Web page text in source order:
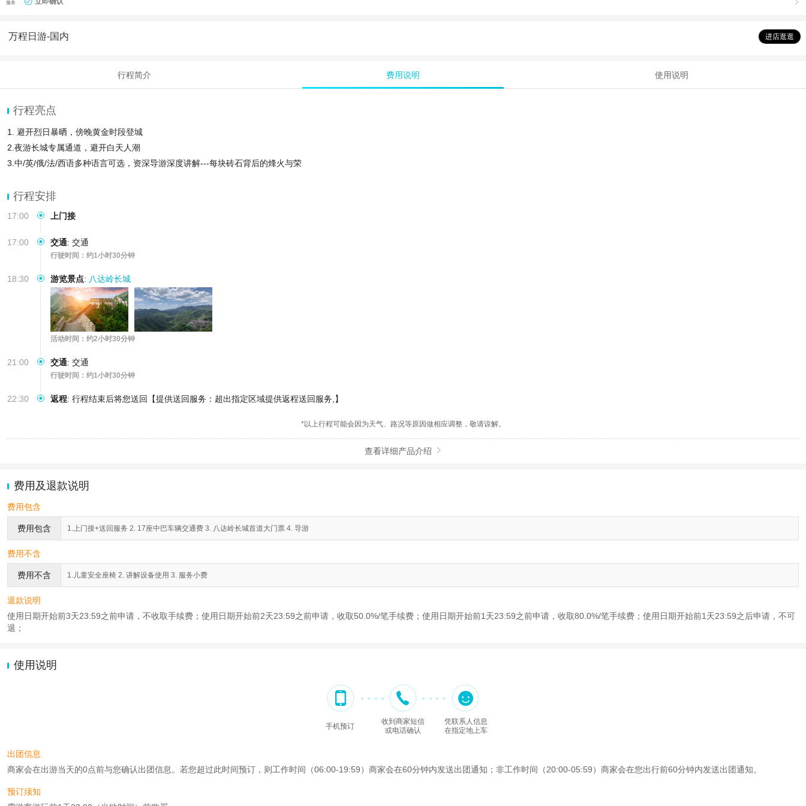
服务 
万程日游-国内 进店逛逛
行程简介 费用说明 使用说明
行程亮点
1. 避开烈日暴晒，傍晚黄金时段登城
2.夜游长城专属通道，避开白天人潮
3.中/英/俄/法/西语多种语言可选，资深导游深度讲解---每块砖石背后的烽火与荣
行程安排
17:00 上门接
17:00 交通: 交通
行驶时间：约1小时30分钟
18:30 游览景点: 八达岭长城
活动时间：约2小时30分钟
21:00 交通: 交通
行驶时间：约1小时30分钟
22:30 返程: 行程结束后将您送回【提供送回服务：超出指定区域提供返程送回服务,】
*以上行程可能会因为天气、路况等原因做相应调整，敬请谅解。
查看详细产品介绍 
费用及退款说明
费用包含
费用包含 1.上门接+送回服务 2. 17座中巴车辆交通费 3. 八达岭长城首道大门票 4. 导游
费用不含
费用不含 1.儿童安全座椅 2. 讲解设备使用 3. 服务小费
退款说明
使用日期开始前3天23:59之前申请，不收取手续费；使用日期开始前2天23:59之前申请，收取50.0%/笔手续费；使用日期开始前1天23:59之前申请，收取80.0%/笔手续费；使用日期开始前1天23:59之后申请，不可
退；
使用说明
手机预订
收到商家短信
或电话确认
凭联系人信息
在指定地上车
出团信息
商家会在出游当天的0点前与您确认出团信息。若您超过此时间预订，则工作时间（06:00-19:59）商家会在60分钟内发送出团通知；非工作时间（20:00-05:59）商家会在您出行前60分钟内发送出团通知。
预订须知